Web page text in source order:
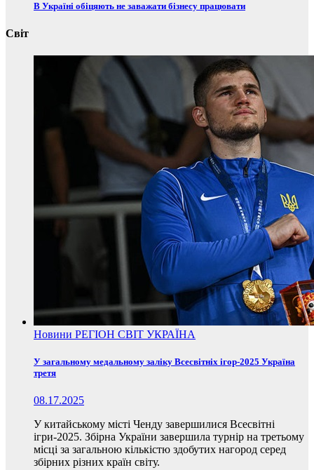
В Україні обіцяють не заважати бізнесу працювати
Світ
Новини РЕГІОН СВІТ УКРАЇНА
У загальному медальному заліку Всесвітніх ігор-2025 Україна
третя
08.17.2025
У китайському місті Ченду завершилися Всесвітні
ігри-2025. Збірна України завершила турнір на третьому
місці за загальною кількістю здобутих нагород серед
збірних різних країн світу.